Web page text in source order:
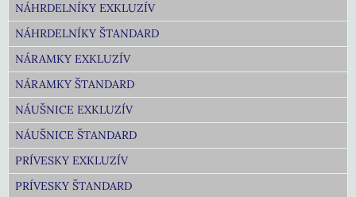
NÁHRDELNÍKY EXKLUZÍV
NÁHRDELNÍKY ŠTANDARD
NÁRAMKY EXKLUZÍV
NÁRAMKY ŠTANDARD
NÁUŠNICE EXKLUZÍV
NÁUŠNICE ŠTANDARD
PRÍVESKY EXKLUZÍV
PRÍVESKY ŠTANDARD